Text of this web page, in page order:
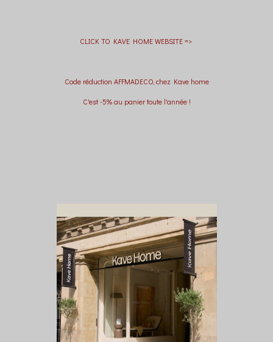
CLICK TO KAVE HOME WEBSITE =>
Code réduction AFFMADECO, chez Kave home
C'est -5% au panier toute l'année !